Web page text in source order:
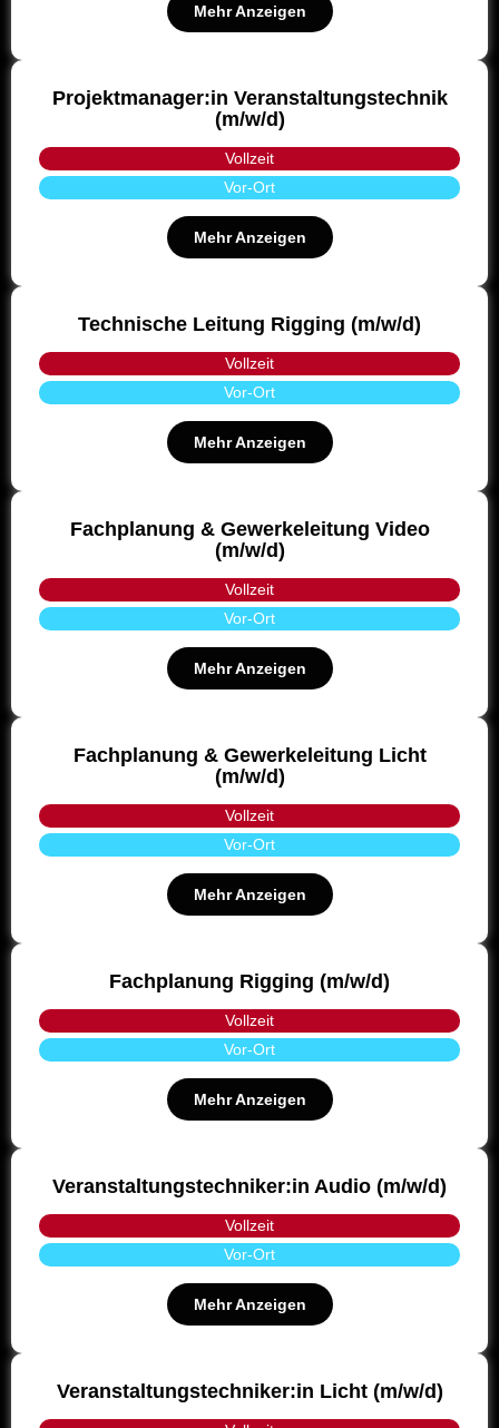
Mehr Anzeigen
Projektmanager:in Veranstaltungstechnik
(m/w/d)
Vollzeit
Vor-Ort
Mehr Anzeigen
Technische Leitung Rigging (m/w/d)
Vollzeit
Vor-Ort
Mehr Anzeigen
Fachplanung & Gewerkeleitung Video
(m/w/d)
Vollzeit
Vor-Ort
Mehr Anzeigen
Fachplanung & Gewerkeleitung Licht
(m/w/d)
Vollzeit
Vor-Ort
Mehr Anzeigen
Fachplanung Rigging (m/w/d)
Vollzeit
Vor-Ort
Mehr Anzeigen
Veranstaltungstechniker:in Audio (m/w/d)
Vollzeit
Vor-Ort
Mehr Anzeigen
Veranstaltungstechniker:in Licht (m/w/d)